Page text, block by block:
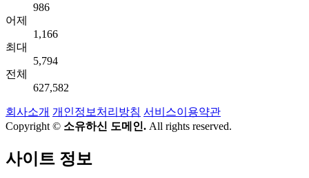
986
어제
1,166
최대
5,794
전체
627,582
회사소개 개인정보처리방침 서비스이용약관
Copyright © 소유하신 도메인. All rights reserved.
사이트 정보